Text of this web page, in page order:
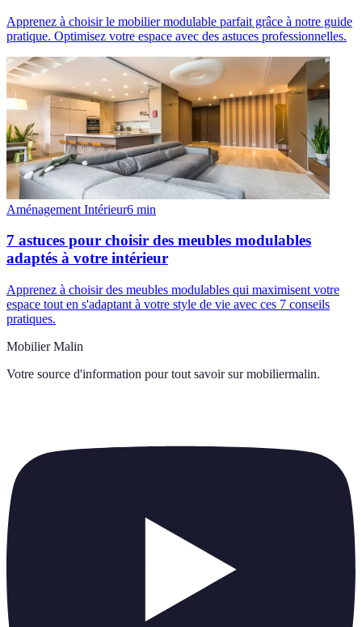
Apprenez à choisir le mobilier modulable parfait grâce à notre guide
pratique. Optimisez votre espace avec des astuces professionnelles.
Aménagement Intérieur6 min
7 astuces pour choisir des meubles modulables
adaptés à votre intérieur
Apprenez à choisir des meubles modulables qui maximisent votre
espace tout en s'adaptant à votre style de vie avec ces 7 conseils
pratiques.
Mobilier Malin
Votre source d'information pour tout savoir sur mobiliermalin.